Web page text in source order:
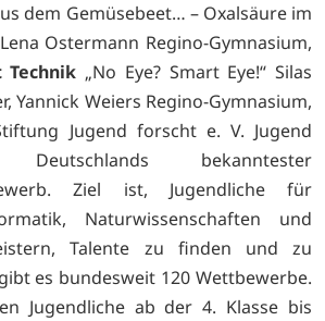
dem Gemüsebeet… – Oxalsäure im
Ostermann Regino-Gymnasium,
Technik „No Eye? Smart Eye!“ Silas
Yannick Weiers Regino-Gymnasium,
Jugend forscht e. V. Jugend
bekanntester
Ziel ist, Jugendliche für
Naturwissenschaften und
Talente zu finden und zu
es bundesweit 120 Wettbewerbe.
Jugendliche ab der 4. Klasse bis